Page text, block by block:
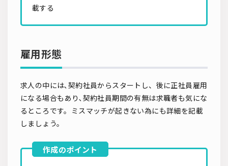
載する
雇用形態
求人の中には､契約社員からスタートし、後に正社員雇用
になる場合もあり､契約社員期間の有無は求職者も気にな
るところです。ミスマッチが起きない為にも詳細を記載
しましょう。